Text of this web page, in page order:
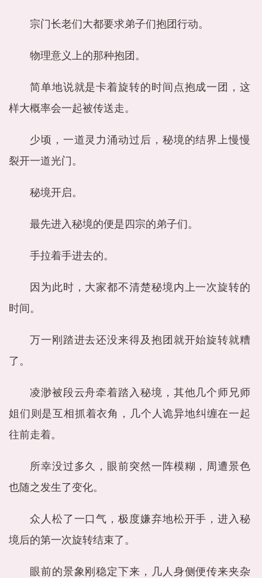
宗门长老们大都要求弟子们抱团行动。
物理意义上的那种抱团。
简单地说就是卡着旋转的时间点抱成一团，这
样大概率会一起被传送走。
少顷，一道灵力涌动过后，秘境的结界上慢慢
裂开一道光门。
秘境开启。
最先进入秘境的便是四宗的弟子们。
手拉着手进去的。
因为此时，大家都不清楚秘境内上一次旋转的
时间。
万一刚踏进去还没来得及抱团就开始旋转就糟
了。
凌渺被段云舟牵着踏入秘境，其他几个师兄师
姐们则是互相抓着衣角，几个人诡异地纠缠在一起
往前走着。
所幸没过多久，眼前突然一阵模糊，周遭景色
也随之发生了变化。
众人松了一口气，极度嫌弃地松开手，进入秘
境后的第一次旋转结束了。
眼前的景象刚稳定下来，几人身侧便传来夹杂